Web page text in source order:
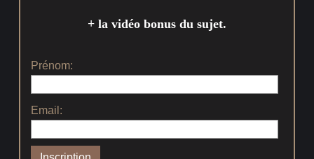
+ la vidéo bonus du sujet.
Prénom:
Email: